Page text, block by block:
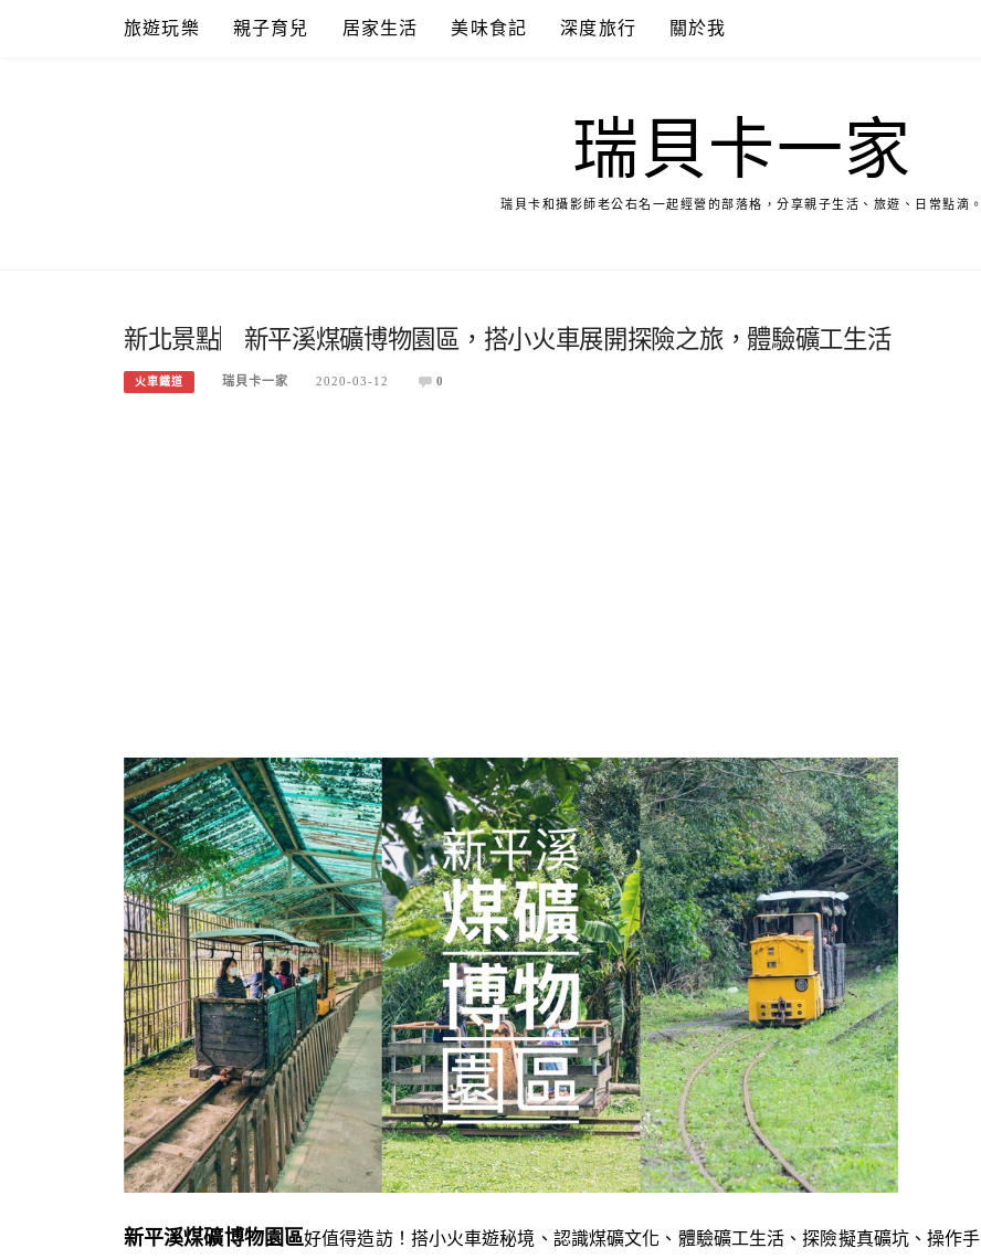
旅遊玩樂 親子育兒 居家生活 美味食記 深度旅行 關於我
瑞貝卡一家
瑞貝卡和攝影師老公右名一起經營的部落格，分享親子生活、旅遊、日常點滴。
新北景點︳新平溪煤礦博物園區，搭小火車展開探險之旅，體驗礦工生活
火車鐵道 瑞貝卡一家 2020-03-12 0
新平溪煤礦博物園區好值得造訪！搭小火車遊秘境、認識煤礦文化、體驗礦工生活、探險擬真礦坑、操作手